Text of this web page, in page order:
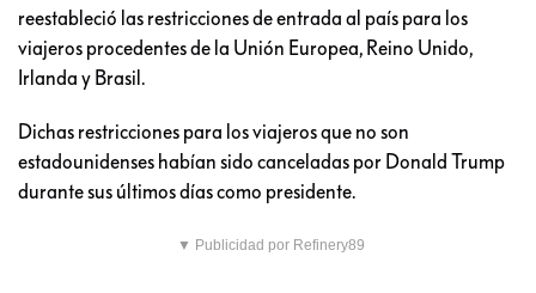
reestableció las restricciones de entrada al país para los
viajeros procedentes de la Unión Europea, Reino Unido,
Irlanda y Brasil.
Dichas restricciones para los viajeros que no son
estadounidenses habían sido canceladas por Donald Trump
durante sus últimos días como presidente.
▼ Publicidad por Refinery89